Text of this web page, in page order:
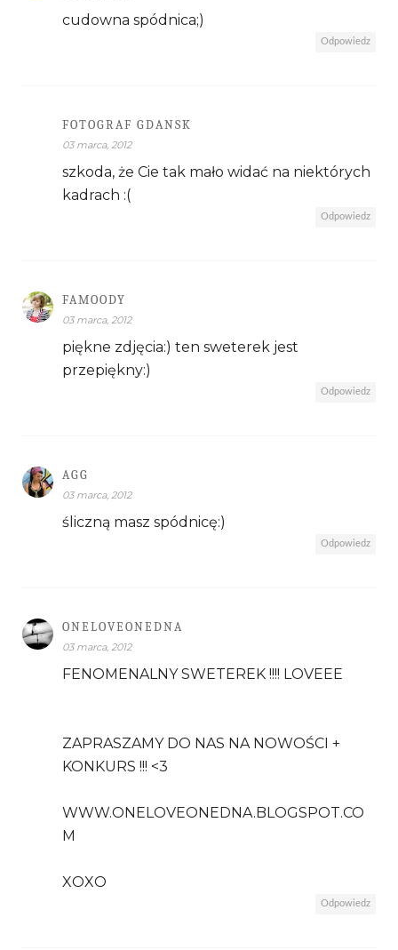
cudowna spódnica;)
Odpowiedz
FOTOGRAF GDANSK
03 marca, 2012
szkoda, że Cie tak mało widać na niektórych
kadrach :(
Odpowiedz
FAMOODY
03 marca, 2012
piękne zdjęcia:) ten sweterek jest
przepiękny:)
Odpowiedz
AGG
03 marca, 2012
śliczną masz spódnicę:)
Odpowiedz
ONELOVEONEDNA
03 marca, 2012
FENOMENALNY SWETEREK !!!! LOVEEE
ZAPRASZAMY DO NAS NA NOWOŚCI +
KONKURS !!! <3
WWW.ONELOVEONEDNA.BLOGSPOT.CO
M
XOXO
Odpowiedz